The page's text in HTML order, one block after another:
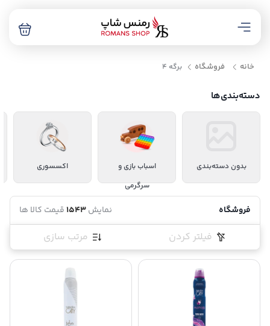
خانه فروشگاه برگه 4
دسته‌بندی‌ها
بدون دسته‌بندی
اسباب بازی و
سرگرمی
اکسسوری
فروشگاه نمایش1543قیمت کالا ها
فیلتر کردن مرتب سازی